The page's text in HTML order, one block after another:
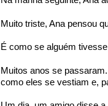
Muito triste, Ana pensou
É como se alguém
Muitos anos se
como eles se vestiam e,